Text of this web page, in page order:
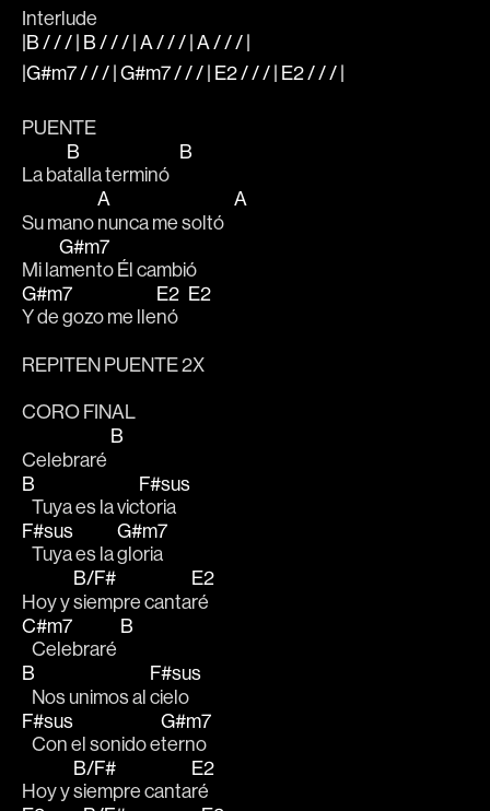
Interlude
|B / / / | B / / / | A / / / | A / / / |
|G#m7 / / / | G#m7 / / / | E2 / / / | E2 / / / |
PUENTE
La ba
B
talla terminó
B
Su mano
A
nunca me soltó
A
Mi la
G#m7
mento Él cambió
G#m7
Y de gozo me lle
E2
nó
E2
REPITEN PUENTE 2X
CORO FINAL
Celebraré
B
B
   Tuya es la vic
F#sus
toria
F#sus
   Tuya es la
G#m7
gloria
Hoy y
B/F#
siempre canta
E2
ré
C#m7
   Celebraré
B
B
   Nos unimos al
F#sus
cielo
F#sus
   Con el sonido e
G#m7
terno
Hoy y
B/F#
siempre canta
E2
ré